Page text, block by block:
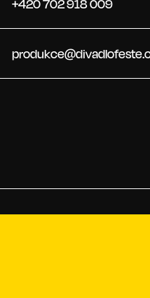
+420 702 918 009